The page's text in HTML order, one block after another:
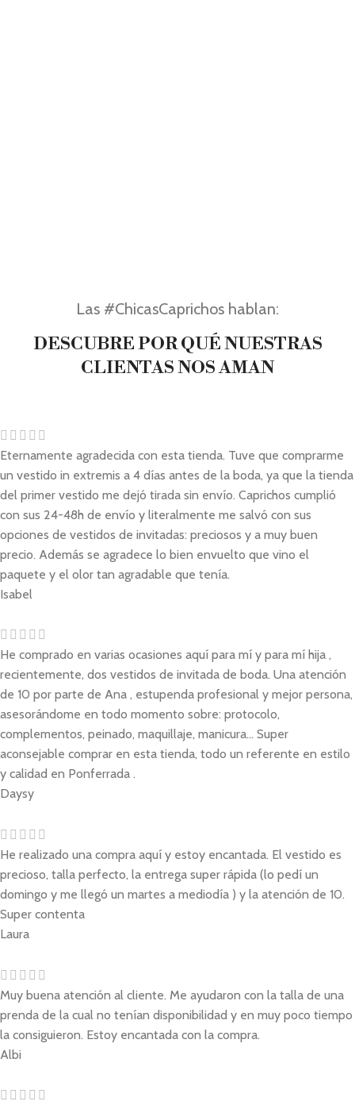
Las #ChicasCaprichos hablan:
DESCUBRE POR QUÉ NUESTRAS
CLIENTAS NOS AMAN
Eternamente agradecida con esta tienda. Tuve que comprarme
un vestido in extremis a 4 días antes de la boda, ya que la tienda
del primer vestido me dejó tirada sin envío. Caprichos cumplió
con sus 24-48h de envío y literalmente me salvó con sus
opciones de vestidos de invitadas: preciosos y a muy buen
precio. Además se agradece lo bien envuelto que vino el
paquete y el olor tan agradable que tenía.
Isabel
He comprado en varias ocasiones aquí para mí y para mí hija ,
recientemente, dos vestidos de invitada de boda. Una atención
de 10 por parte de Ana , estupenda profesional y mejor persona,
asesorándome en todo momento sobre: protocolo,
complementos, peinado, maquillaje, manicura... Super
aconsejable comprar en esta tienda, todo un referente en estilo
y calidad en Ponferrada .
Daysy
He realizado una compra aquí y estoy encantada. El vestido es
precioso, talla perfecto, la entrega super rápida (lo pedí un
domingo y me llegó un martes a mediodía ) y la atención de 10.
Super contenta
Laura
Muy buena atención al cliente. Me ayudaron con la talla de una
prenda de la cual no tenían disponibilidad y en muy poco tiempo
la consiguieron. Estoy encantada con la compra.
Albi